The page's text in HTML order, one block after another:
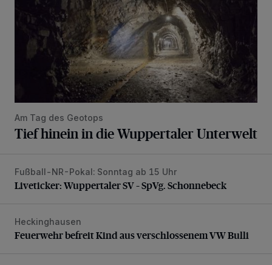
Am Tag des Geotops
Tief hinein in die Wuppertaler Unterwelt
Liveticker: Wuppertaler SV – SpVg. Schonnebeck
Fußball-NR-Pokal: Sonntag ab 15 Uhr
Liveticker: Wuppertaler SV – SpVg. Schonnebeck
Feuerwehr befreit Kind aus verschlossenem VW Bulli
Heckinghausen
Feuerwehr befreit Kind aus verschlossenem VW Bulli